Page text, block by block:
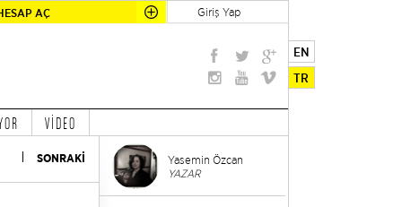
AÇ Giriş Yap
EN
TR
VİDEO
SONRAKİ Yasemin Özcan
YAZAR